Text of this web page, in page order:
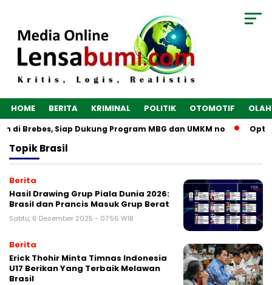
HOME BERITA KRIMINAL POLITIK OTOMOTIF
di Brebes, Siap Dukung Program MBG dan UMKM no
TopikBrasil
Berita
Hasil Drawing Grup Piala Dunia 2026:
Brasil dan Prancis Masuk Grup Berat
Sabtu, 6 Desember 2025 - 07:56 WIB
Berita
Erick Thohir Minta Timnas Indonesia
U17 Berikan Yang Terbaik Melawan
Brasil